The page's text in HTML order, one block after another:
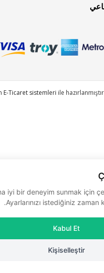
E-Ticaret sistemleri ile
iyi bir deneyim sunmak için
Ayarlarınızı istediğiniz zaman
Kabul Et
Kişiselleştir